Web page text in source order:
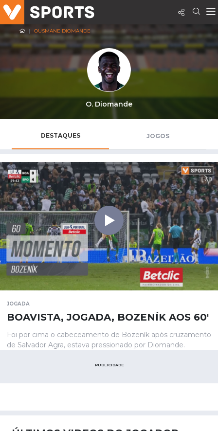
OUSMANE DIOMANDE
O. Diomande
DESTAQUES JOGOS
JOGADA
BOAVISTA, JOGADA, BOZENÍK AOS 60'
Foi por cima o cabeceamento de Bozeník após cruzamento
de Salvador Agra, estava pressionado por Diomande.
PUBLICIDADE